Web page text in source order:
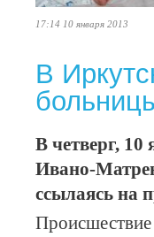
17:14 10 января 2013
В
В четверг,
Ивано-
ссылаясь на
Происшествие